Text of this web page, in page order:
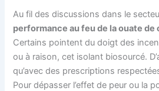
Au fil des discussions dans le
performance au feu de la ouate de
Certains pointent du doigt des
ou à raison, cet isolant biosourcé.
qu’avec des prescriptions
Pour dépasser l’effet de peur ou la